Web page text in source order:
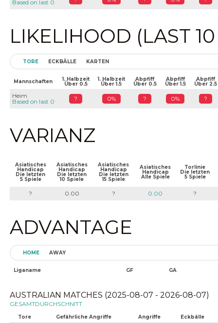
Based on last 0
LIKELIHOOD (LAST
TORE ECKBÄLLE KARTEN
Mannschaften 1. Halbzeit
Über 0.5
1. Halbzeit
Über 1.5
Abpfiff
Über 0.5
Abpfiff
Über 1.5
Abpfiff
Über 2.5
Heim
Based on last 0
? 0% ? 0% ?
VARIANZ
Asiatisches
Handicap
Die letzten
5 Spiele
Asiatisches
Handicap
Die letzten
10 Spiele
Asiatisches
Handicap
Die letzten
15 Spiele
Asiatisches
Handicap
Alle Spiele
Torlinie
Die letzten
5 Spiele
? 0.00 ? 0.00 ?
ADVANTAGE
HOME AWAY
Liganame GF GA
AUSTRALIAN MATCHES (2025-08-07 - 2026-08-07)
GESAMTDURCHSCHNITT
Tore Gefährliche Angriffe Angriffe Eckbälle